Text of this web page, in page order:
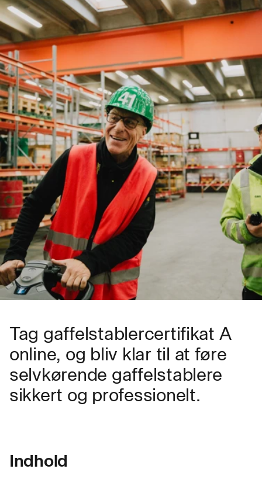
Tag gaffelstablercertifikat A
online, og bliv klar til at føre
selvkørende gaffelstablere
sikkert og professionelt.
Indhold